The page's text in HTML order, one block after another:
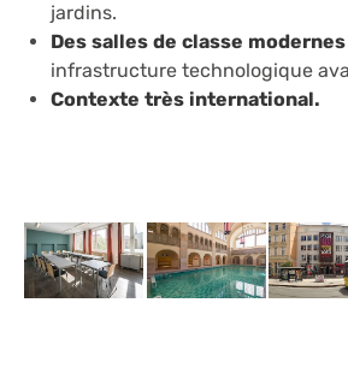
jardins.
Des salles de classe modernes
infrastructure technologique
Contexte très international.